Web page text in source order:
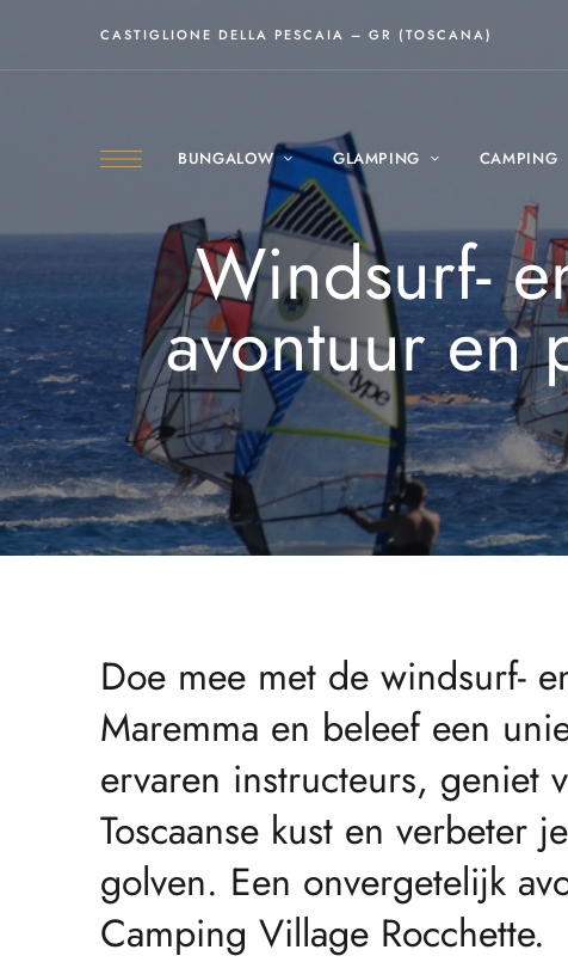
CASTIGLIONE DELLA PESCAIA – GR (TOSCANA)
BUNGALOW GLAMPING CAMPING
Windsurf-
avontuur en
Doe mee met de windsurf-
Maremma en beleef een
ervaren instructeurs, geniet
Toscaanse kust en verbeter
golven. Een onvergetelijk
Camping Village Rocchette.